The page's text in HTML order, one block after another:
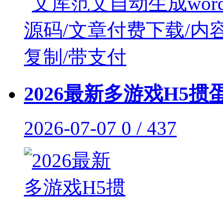
2026最新多游戏H5掼
2026-07-07 0 / 437